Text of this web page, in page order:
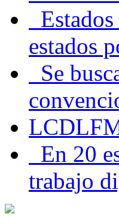
estados
Se
En 20
trabajo